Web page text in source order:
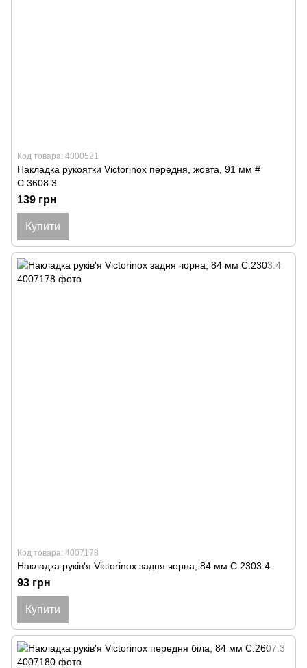
Код товара: 4000521
Накладка рукоятки Victorinox передня, жовта, 91 мм #
C.3608.3
139 грн
Купити
Код товара: 4007178
Накладка руків'я Victorinox задня чорна, 84 мм C.2303.4
93 грн
Купити